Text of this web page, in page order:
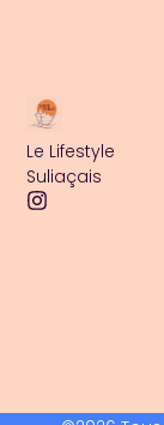
Le Lifestyle
Suliaçais